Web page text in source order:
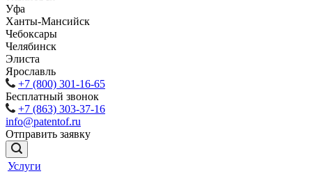
Уфа
Ханты-Мансийск
Чебоксары
Челябинск
Элиста
Ярославль
+7 (800) 301-16-65
Бесплатный звонок
+7 (863) 303-37-16
info@patentof.ru
Отправить заявку
Услуги